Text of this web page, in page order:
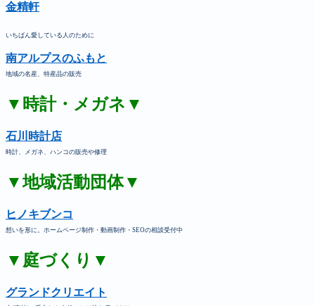
金精軒
いちばん愛している人のために
南アルプスのふもと
地域の名産、特産品の販売
▼時計・メガネ▼
石川時計店
時計、メガネ、ハンコの販売や修理
▼地域活動団体▼
ヒノキブンコ
想いを形に。ホームページ制作・動画制作・SEOの相談受付中
▼庭づくり▼
グランドクリエイト